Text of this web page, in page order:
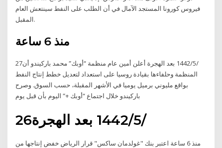
فيروس كورونا المستجد الآمال في أن الطلب على النفط سينتعش العام
المقبل.
منذ 6 ساعة
27‏‏/5‏‏/1442 بعد الهجرة أعلن أمين عام منظمة “أوبك” محمد باركيندو أن
المنظمة وحلفاءها بقيادة روسيا على استعداد لتعديل خطط إنتاج النفط
بواقع مليوني برميل يوميا في الأشهر المقبلة، حسب السوق. وصرح
باركيندو خلال اجتماع “أوبك +” اليوم بأن قبل يوم
26‏‏/5‏‏/1442 بعد الهجرة
منذ 6 ساعة اعتبر بنك "غولدمان ساكس" قرار الرياض خفض إنتاجها من